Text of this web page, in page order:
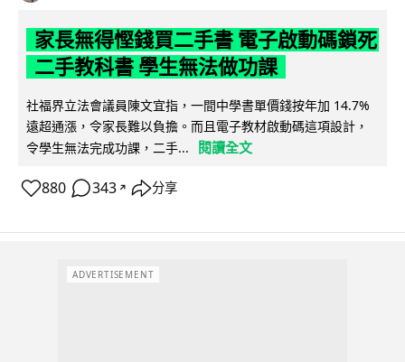
家長無得慳錢買二手書 電子啟動碼鎖死
二手教科書 學生無法做功課
社福界立法會議員陳文宜指，一間中學書單價錢按年加 14.7%
遠超通漲，令家長難以負擔。而且電子教材啟動碼這項設計，
令學生無法完成功課，二手...
閱讀全文
880 343 ↗ 分享
ADVERTISEMENT